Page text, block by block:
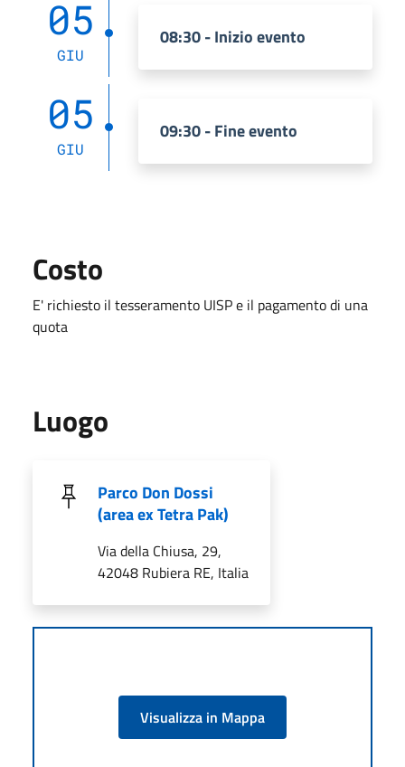
05
GIU
08:30 - Inizio evento
05
GIU
09:30 - Fine evento
Costo
E' richiesto il tesseramento UISP e il pagamento di una
quota
Luogo
Parco Don Dossi
(area ex Tetra Pak)
Via della Chiusa, 29,
42048 Rubiera RE, Italia
Visualizza in Mappa